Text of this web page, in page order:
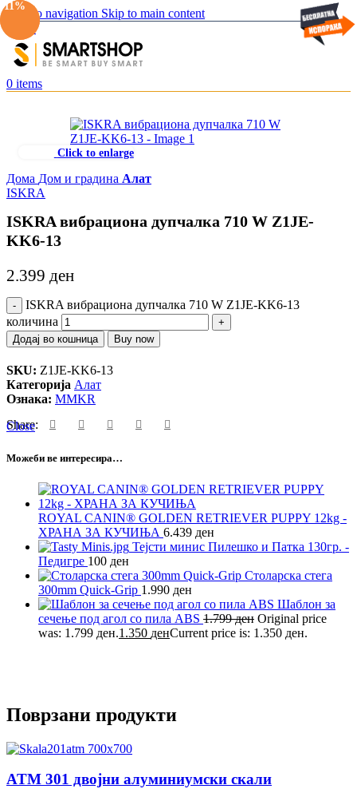
Skip to navigation Skip to main content
0 items
Click to enlarge
Дома Дом и градина Алат
ISKRA
ISKRA вибрациона дупчалка 710 W Z1JE-
KK6-13
2.399 ден
ISKRA вибрациона дупчалка 710 W Z1JE-KK6-13
количина
Додај во кошница Buy now
SKU: Z1JE-KK6-13
Категорија Алат
Ознака: MMKR
Share:
Close
Можеби ве интересира…
ROYAL CANIN® GOLDEN RETRIEVER PUPPY 12kg -
ХРАНА ЗА КУЧИЊА 6.439 ден
Тејсти минис Пилешко и Патка 130гр. -
Педигре 100 ден
Столарска стега
300mm Quick-Grip 1.990 ден
Шаблон за
сечење под агол со пила ABS 1.799ден Original price
was: 1.799 ден.1.350 денCurrent price is: 1.350 ден.
Поврзани продукти
ATM 301 двојни алуминиумски скали
-12%
-11%